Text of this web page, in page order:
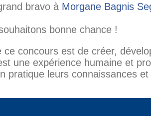
bravo à Morgane Bagnis
bonne chance !
ce concours est de créer,
une expérience humaine et
pratique leurs connaissances